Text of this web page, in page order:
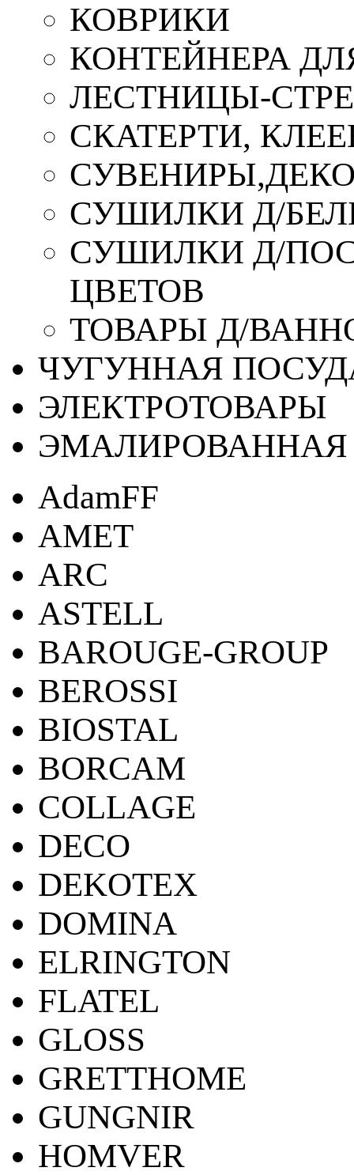
КОВРИКИ
КОНТЕЙНЕРА
ЛЕСТНИЦЫ-
СКАТЕРТИ,
СУШИЛКИ Д/
СУШИЛКИ Д/
ЦВЕТОВ
ТОВАРЫ Д/
ЧУГУННАЯ
ЭЛЕКТРОТОВАРЫ
ЭМАЛИРОВАННАЯ
AdamFF
AMET
ARC
ASTELL
BAROUGE-GROUP
BEROSSI
BIOSTAL
BORCAM
COLLAGE
DECO
DEKOTEX
DOMINA
ELRINGTON
FLATEL
GLOSS
GRETTHOME
GUNGNIR
HOMVER